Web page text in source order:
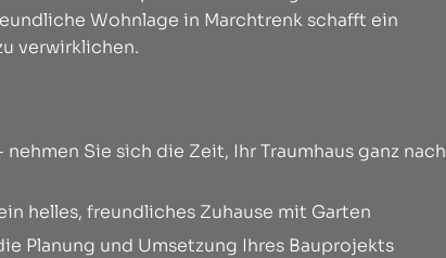
Wohnlage in Marchtrenk schafft ein
verwirklichen.
nehmen Sie sich die Zeit, Ihr Traumhaus ganz nach
helles, freundliches Zuhause mit Garten
Planung und Umsetzung Ihres Bauprojekts